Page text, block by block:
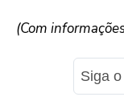
(Com
Siga